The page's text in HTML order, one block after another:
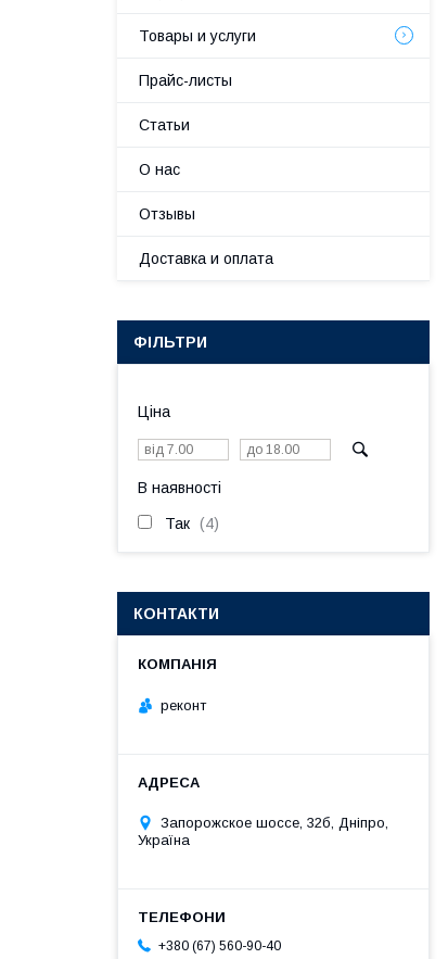
Товары и услуги
Прайс-листы
Статьи
О нас
Отзывы
Доставка и оплата
ФІЛЬТРИ
Ціна
В наявності
Так 4
КОНТАКТИ
реконт
Запорожское шоссе, 32б, Дніпро,
Україна
+380 (67) 560-90-40